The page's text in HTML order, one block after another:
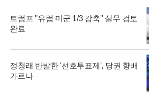
트럼프 "유럽 미군 1/3 감축" 실무 검토
완료
정청래 반발한 '선호투표제', 당권 향배
가르나